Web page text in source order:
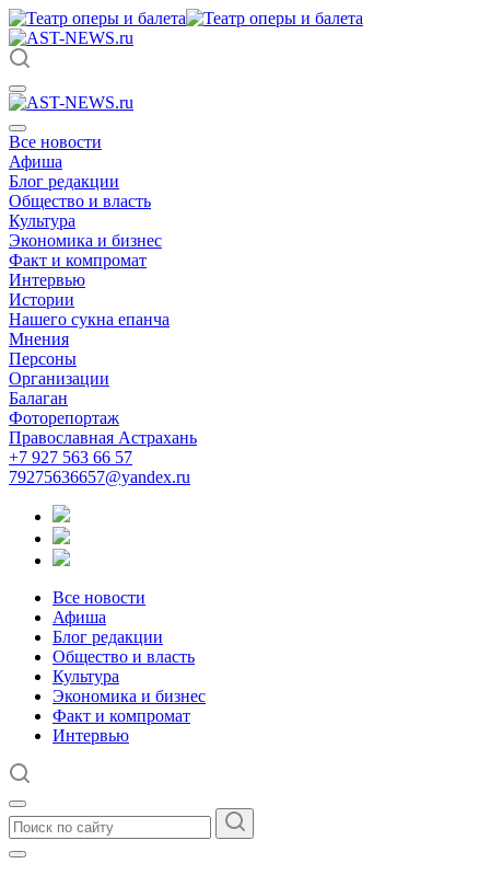
Все новости
Афиша
Блог редакции
Общество и власть
Культура
Экономика и бизнес
Факт и компромат
Интервью
Истории
Нашего сукна епанча
Мнения
Персоны
Организации
Балаган
Фоторепортаж
Православная Астрахань
+7 927 563 66 57
79275636657@yandex.ru
Все новости
Афиша
Блог редакции
Общество и власть
Культура
Экономика и бизнес
Факт и компромат
Интервью